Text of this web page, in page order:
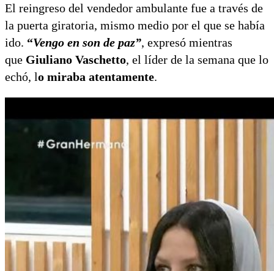
El reingreso del vendedor ambulante fue a través de
la puerta giratoria, mismo medio por el que se había
ido. “Vengo en son de paz”, expresó mientras
que Giuliano Vaschetto, el líder de la semana que lo
echó, lo miraba atentamente.